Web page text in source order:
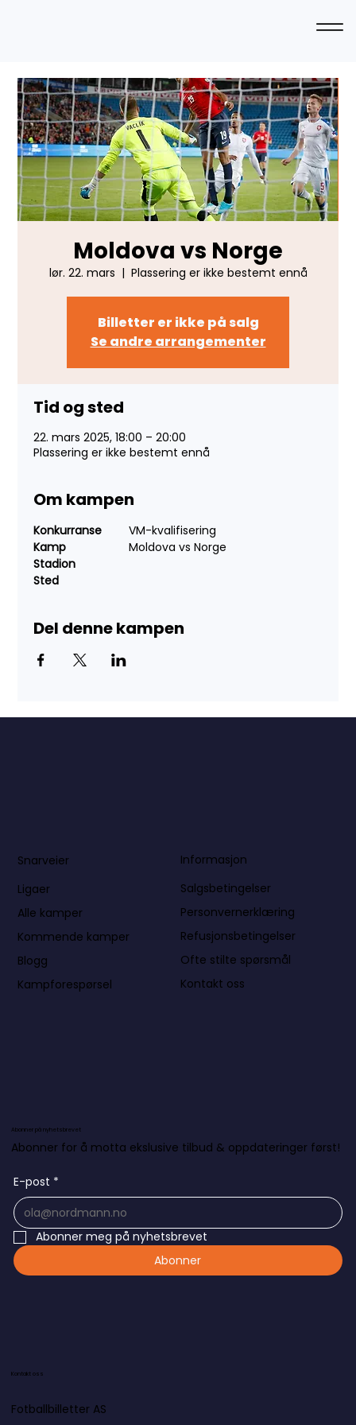
Moldova vs Norge
lør. 22. mars
  |
Plassering er ikke bestemt ennå
Billetter er ikke på salg
Se andre arrangementer
Tid og sted
22. mars 2025, 18:00 – 20:00
Plassering er ikke bestemt ennå
Om kampen
Konkurranse
	VM-kvalifisering
Kamp
		Moldova vs Norge
Stadion
Del denne kampen
Snarveier
Ligaer
Alle kamper
Kommende kamper
Blogg
Kampforespørsel
Informasjon
Salgsbetingelser
Personvernerklæring
Refusjonsbetingelser
Ofte stilte spørsmål
Kontakt oss
Abonner på nyhetsbrevet
Abonner for å motta ekslusive tilbud & oppdateringer først!
E-post *
Abonner meg på nyhetsbrevet
Abonner
Kontakt oss
Fotballbilletter AS